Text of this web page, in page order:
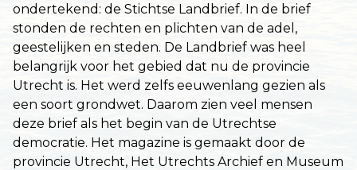
ondertekend: de Stichtse Landbrief. In de brief
stonden de rechten en plichten van de adel,
geestelijken en steden. De Landbrief was heel
belangrijk voor het gebied dat nu de provincie
Utrecht is. Het werd zelfs eeuwenlang gezien als
een soort grondwet. Daarom zien veel mensen
deze brief als het begin van de Utrechtse
democratie. Het magazine is gemaakt door de
provincie Utrecht, Het Utrechts Archief en Museum